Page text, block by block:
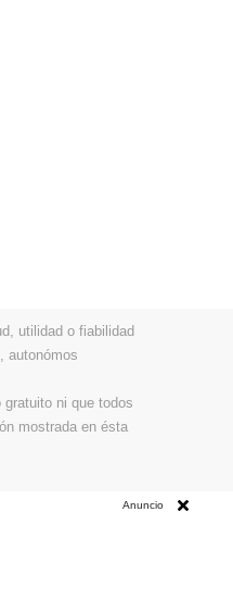
utilidad o fiabilidad
autonómos
ni que todos
mostrada en ésta
Anuncio